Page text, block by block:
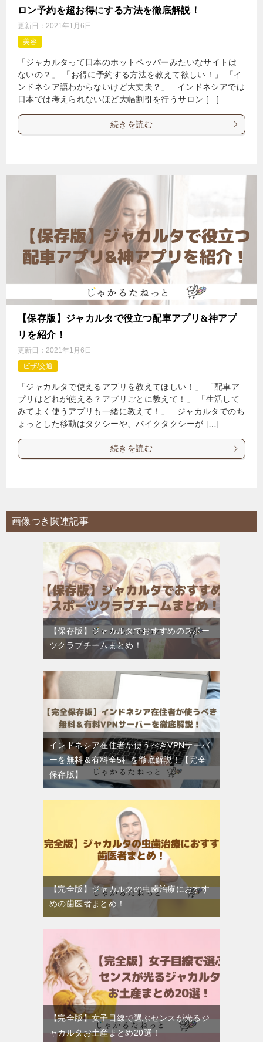
ロン予約を超お得にする方法を徹底解説！
更新日： 2021年1月6日
美容
「ジャカルタって日本のホットペッパーみたいなサイトは
ないの？」 「お得に予約する方法を教えて欲しい！」 「イ
ンドネシア語わからないけど大丈夫？」 インドネシアでは
日本では考えられないほど大幅割引を行うサロン […]
続きを読む
【保存版】ジャカルタで役立つ配車アプリ&神アプ
リを紹介！
更新日： 2021年1月6日
ビザ/交通
「ジャカルタで使えるアプリを教えてほしい！」 「配車ア
プリはどれが使える？アプリごとに教えて！」 「生活して
みてよく使うアプリも一緒に教えて！」 ジャカルタでのち
ょっとした移動はタクシーや、バイクタクシーが […]
続きを読む
画像つき関連記事
【保存版】ジャカルタでおすすめのスポー
ツクラブチームまとめ！
インドネシア在住者が使うべきVPNサーバ
ーを無料＆有料全5社を徹底解説！【完全
保存版】
【完全版】ジャカルタの虫歯治療におすす
めの歯医者まとめ！
【完全版】女子目線で選ぶセンスが光るジ
ャカルタお土産まとめ20選！